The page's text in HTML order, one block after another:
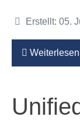
Details
Erstellt: 05.